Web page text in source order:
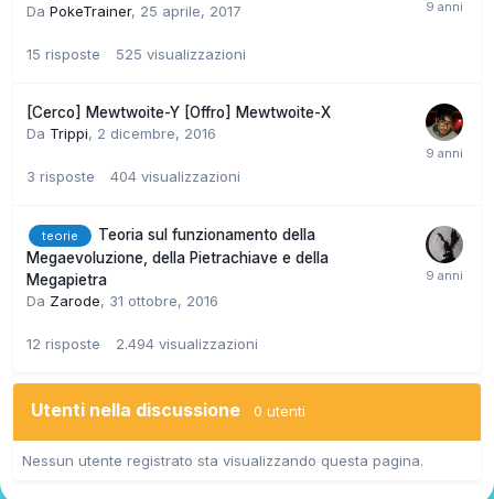
Da PokeTrainer, 25 aprile, 2017
15 risposte 525 visualizzazioni
[Cerco] Mewtwoite-Y [Offro] Mewtwoite-X
Da Trippi, 2 dicembre, 2016
3 risposte 404 visualizzazioni
teorie
Teoria sul funzionamento della
Megaevoluzione, della Pietrachiave e della
Megapietra
Da Zarode, 31 ottobre, 2016
12 risposte 2.494 visualizzazioni
Utenti nella discussione 0 utenti
Nessun utente registrato sta visualizzando questa pagina.